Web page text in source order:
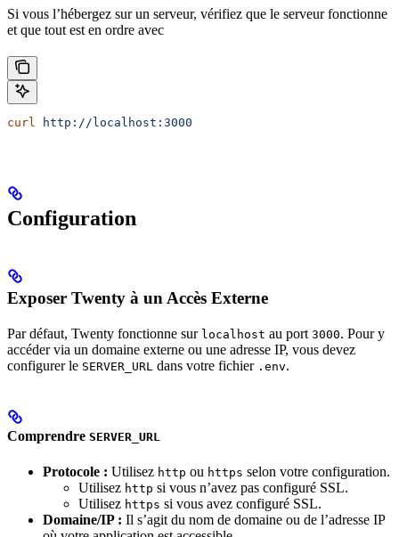
Si vous l’hébergez sur un serveur, vérifiez que le serveur fonctionne
et que tout est en ordre avec
curl http://localhost:3000
Configuration
Exposer Twenty à un Accès Externe
Par défaut, Twenty fonctionne sur localhost au port 3000. Pour y
accéder via un domaine externe ou une adresse IP, vous devez
configurer le SERVER_URL dans votre fichier .env.
Comprendre SERVER_URL
Protocole : Utilisez http ou https selon votre configuration.
Utilisez http si vous n’avez pas configuré SSL.
Utilisez https si vous avez configuré SSL.
Domaine/IP : Il s’agit du nom de domaine ou de l’adresse IP